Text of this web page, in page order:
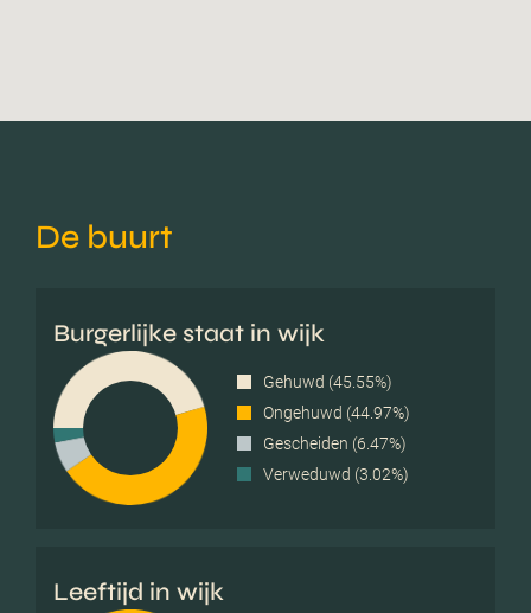
De buurt
Burgerlijke staat in wijk
Gehuwd (45.55%)
Ongehuwd (44.97%)
Gescheiden (6.47%)
Verweduwd (3.02%)
Leeftijd in wijk